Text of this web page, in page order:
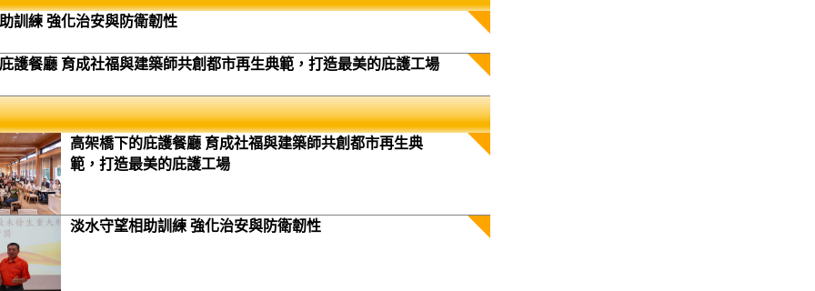
訓練 強化治安與防衛韌性
護餐廳 育成社福與建築師共創都市再生典範，打造最美的庇護工場
高架橋下的庇護餐廳 育成社福與建築師共創都市再生典
範，打造最美的庇護工場
淡水守望相助訓練 強化治安與防衛韌性